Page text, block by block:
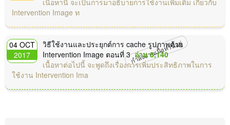
Intervention Image ท
กำลังอ่านเนื้อหานี้อยู่
04 OCT
2017
วิธีใช้งานและประยุกต์การ cache รูปภาพด้วย
Intervention Image ตอนที่ 3 อ่าน 8,140
เนื้อหาต่อไปนี้ จะพูดถึงเรื่องการเพิ่มประสิทธิภาพในการ
ใช้งาน Intervention Ima